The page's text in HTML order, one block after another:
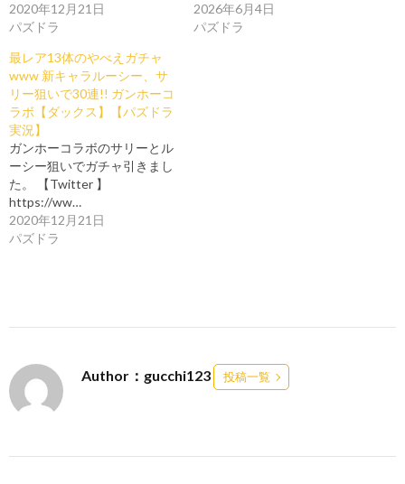
2020年12月21日
パズドラ
2026年6月4日
パズドラ
最レア13体のやべえガチャ
www 新キャラルーシー、サ
リー狙いで30連!! ガンホーコ
ラボ【ダックス】【パズドラ
実況】
ガンホーコラボのサリーとル
ーシー狙いでガチャ引きまし
た。 【Twitter 】
https://ww…
2020年12月21日
パズドラ
Author：gucchi123 投稿一覧